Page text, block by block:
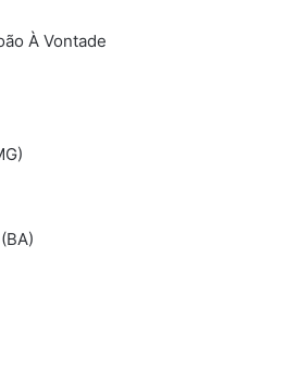
À Vontade